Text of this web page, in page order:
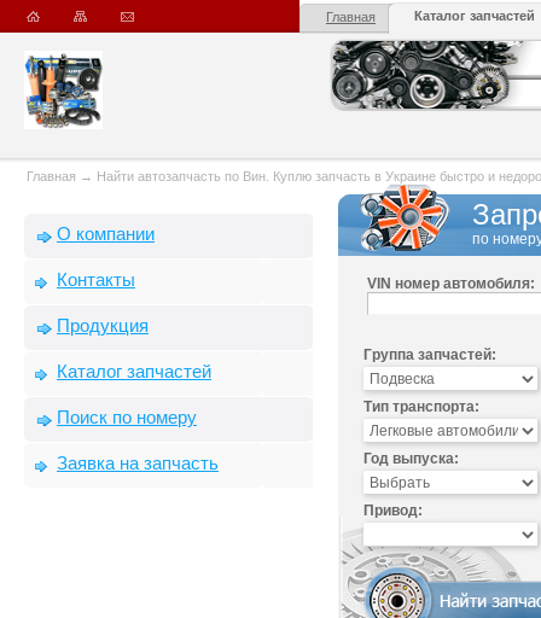
Главная Каталог запчастей
Главная → Найти автозапчасть по Вин. Куплю запчасть в Украине быстро и
О компании
Контакты
Продукция
Каталог запчастей
Поиск по номеру
Заявка на запчасть
по
VIN номер автомобиля:
Группа запчастей:
Тип транспорта:
Год выпуска:
Привод: